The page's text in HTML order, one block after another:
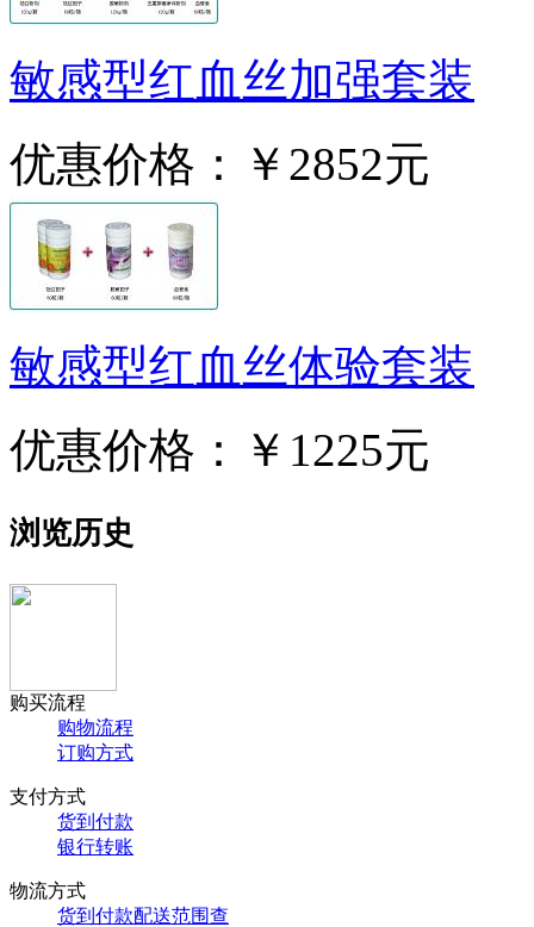
敏感型红血丝加强套装
优惠价格：
￥2852元
敏感型红血丝体验套装
优惠价格：
￥1225元
浏览历史
购买流程
购物流程
订购方式
支付方式
货到付款
银行转账
物流方式
货到付款配送范围查